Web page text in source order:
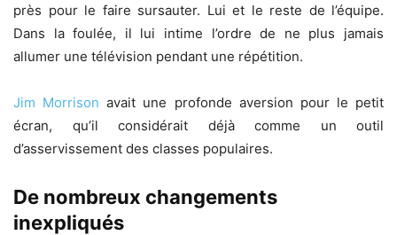
près pour le faire sursauter. Lui et le reste de l’équipe.
Dans la foulée, il lui intime l’ordre de ne plus jamais
allumer une télévision pendant une répétition.
Jim Morrison avait une profonde aversion pour le petit
écran, qu’il considérait déjà comme un outil
d’asservissement des classes populaires.
De nombreux changements
inexpliqués